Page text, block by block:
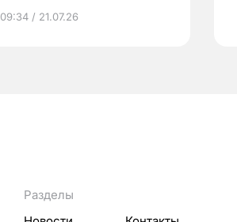
09:34 / 21.07.26
Разделы